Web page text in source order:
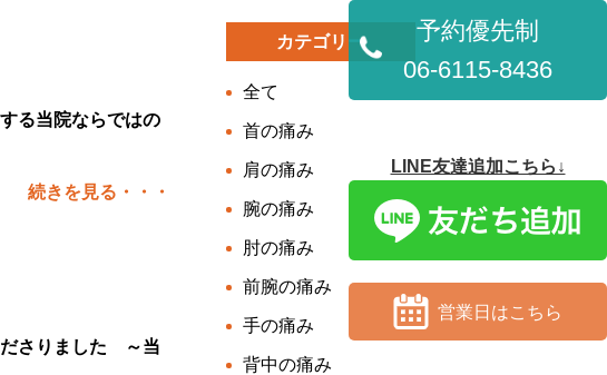
る当院ならではの
続きを見る・・・
さりました ～当
カテゴリー
全て
首の痛み
肩の痛み
腕の痛み
肘の痛み
前腕の痛み
手の痛み
背中の痛み
予約優先制
06-6115-8436
LINE友達追加こちら↓
営業日はこちら